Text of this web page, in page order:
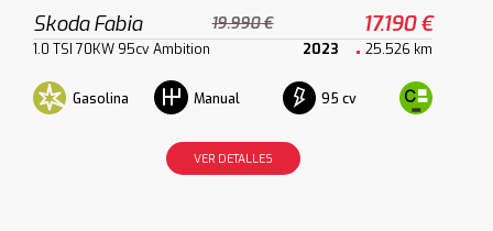
Skoda Fabia 19.990 € 17.190 €
1.0 TSI 70KW 95cv Ambition 2023 25.526 km
Gasolina Manual 95 cv
VER DETALLES